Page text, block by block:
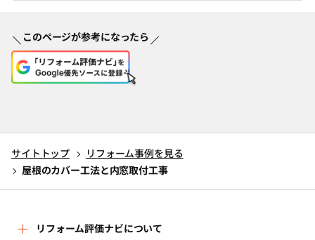
このページが参考になったら
サイトトップ
リフォーム事例を見る
屋根のカバー工法と内窓取付工事
リフォーム評価ナビについて